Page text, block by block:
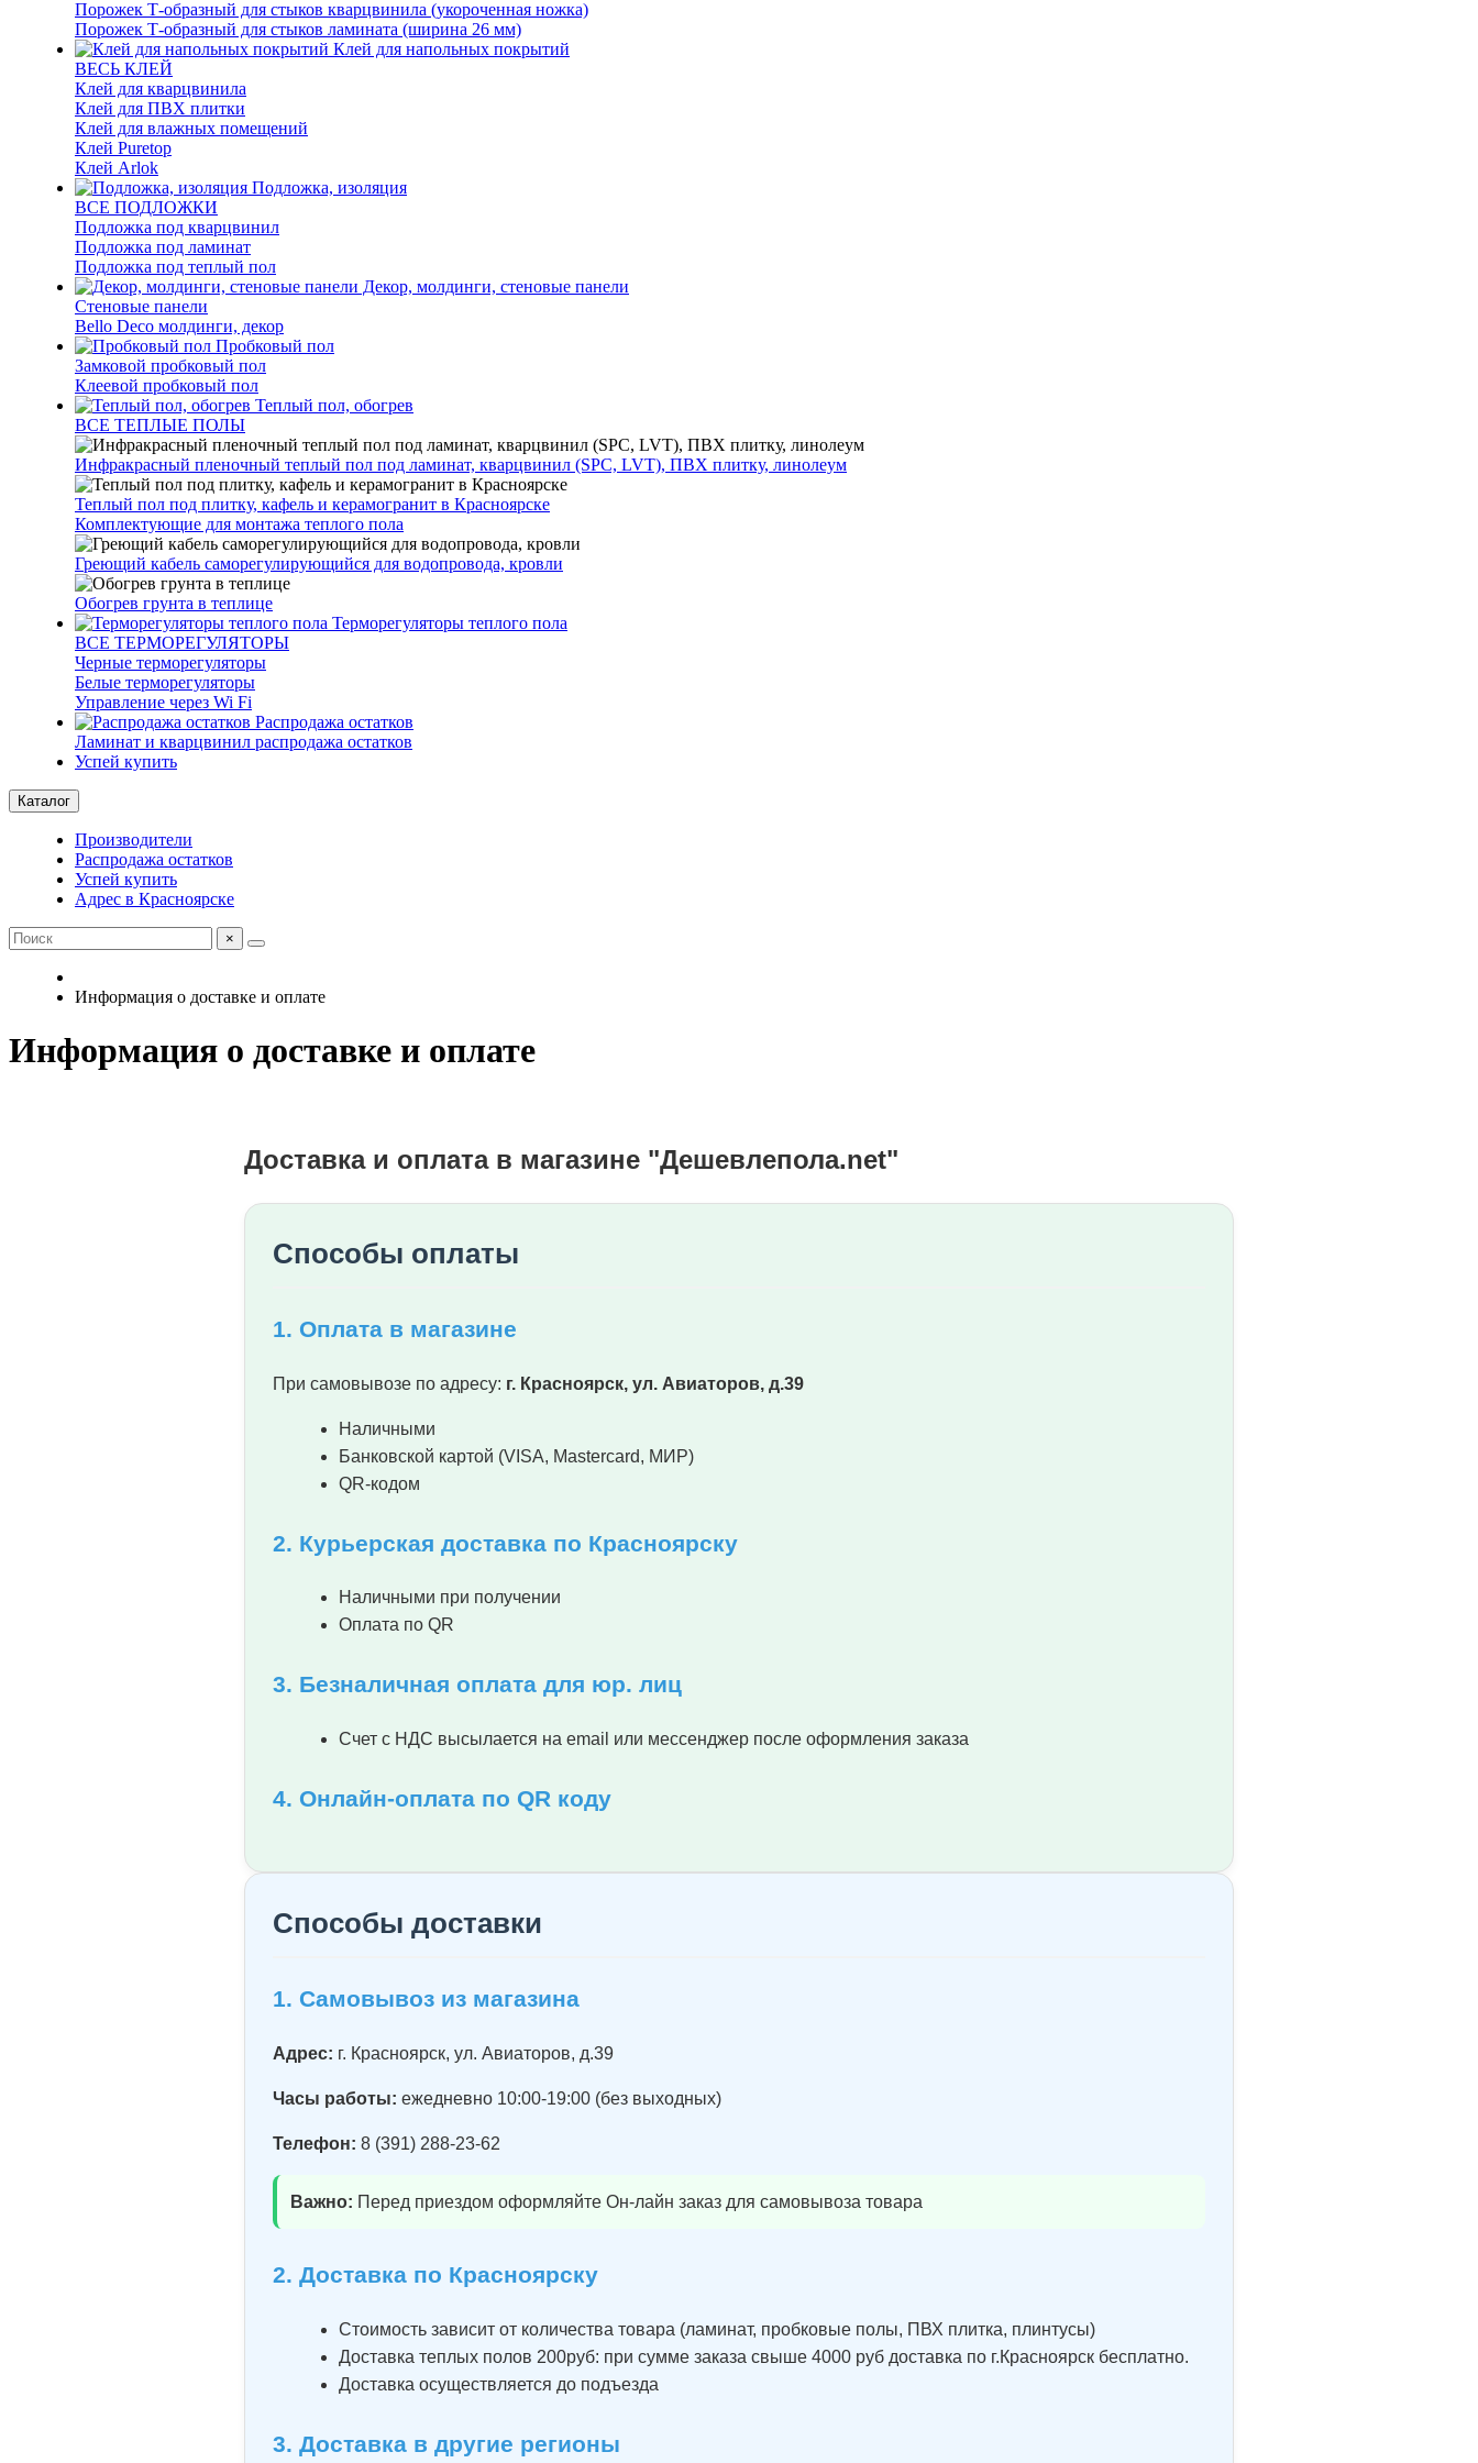
Порожек Т-образный для стыков кварцвинила (укороченная ножка)
Порожек Т-образный для стыков ламината (ширина 26 мм)
Клей для напольных покрытий
ВЕСЬ КЛЕЙ
Клей для кварцвинила
Клей для ПВХ плитки
Клей для влажных помещений
Клей Puretop
Клей Arlok
Подложка, изоляция
ВСЕ ПОДЛОЖКИ
Подложка под кварцвинил
Подложка под ламинат
Подложка под теплый пол
Декор, молдинги, стеновые панели
Стеновые панели
Bello Deco молдинги, декор
Пробковый пол
Замковой пробковый пол
Клеевой пробковый пол
Теплый пол, обогрев
ВСЕ ТЕПЛЫЕ ПОЛЫ
Инфракрасный пленочный теплый пол под ламинат, кварцвинил (SPC, LVT), ПВХ плитку, линолеум
Теплый пол под плитку, кафель и керамогранит в Красноярске
Комплектующие для монтажа теплого пола
Греющий кабель саморегулирующийся для водопровода, кровли
Обогрев грунта в теплице
Терморегуляторы теплого пола
ВСЕ ТЕРМОРЕГУЛЯТОРЫ
Черные терморегуляторы
Белые терморегуляторы
Управление через Wi Fi
Распродажа остатков
Ламинат и кварцвинил распродажа остатков
Успей купить
Каталог
Производители
Распродажа остатков
Успей купить
Адрес в Красноярске
×
Информация о доставке и оплате
Информация о доставке и оплате
Доставка и оплата в магазине "Дешевлепола.net"
Способы оплаты
1. Оплата в магазине
При самовывозе по адресу: г. Красноярск, ул. Авиаторов, д.39
Наличными
Банковской картой (VISA, Mastercard, МИР)
QR-кодом
2. Курьерская доставка по Красноярску
Наличными при получении
Оплата по QR
3. Безналичная оплата для юр. лиц
Счет с НДС высылается на email или мессенджер после оформления заказа
4. Онлайн-оплата по QR коду
Способы доставки
1. Самовывоз из магазина
Адрес: г. Красноярск, ул. Авиаторов, д.39
Часы работы: ежедневно 10:00-19:00 (без выходных)
Телефон: 8 (391) 288-23-62
Важно: Перед приездом оформляйте Он-лайн заказ для самовывоза товара
2. Доставка по Красноярску
Стоимость зависит от количества товара (ламинат, пробковые полы, ПВХ плитка, плинтусы)
Доставка теплых полов 200руб: при сумме заказа свыше 4000 руб доставка по г.Красноярск бесплатно.
Доставка осуществляется до подъезда
3. Доставка в другие регионы